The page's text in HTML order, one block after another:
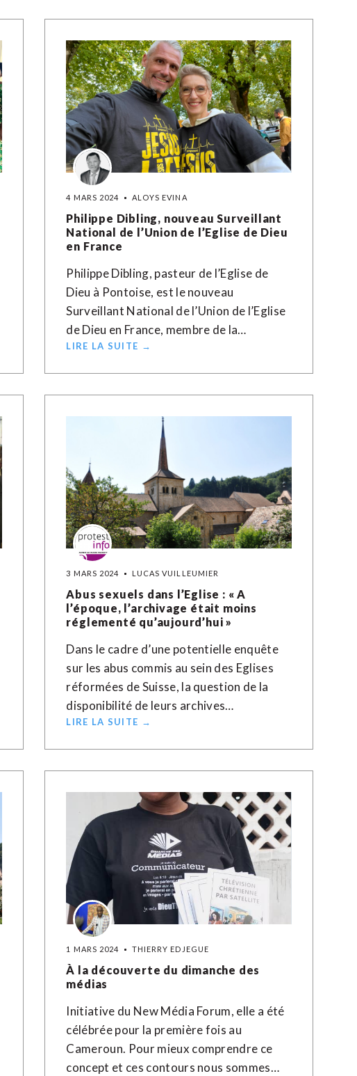
4 MARS 2024 ALOYS EVINA
Philippe Dibling, nouveau Surveillant
National de l’Union de l’Eglise de Dieu
en France
Philippe Dibling, pasteur de l’Eglise de
Dieu à Pontoise, est le nouveau
Surveillant National de l’Union de l’Eglise
de Dieu en France, membre de la…
LIRE LA SUITE →
3 MARS 2024 LUCAS VUILLEUMIER
Abus sexuels dans l’Eglise : « A
l’époque, l’archivage était moins
réglementé qu’aujourd’hui »
Dans le cadre d’une potentielle enquête
sur les abus commis au sein des Eglises
réformées de Suisse, la question de la
disponibilité de leurs archives…
LIRE LA SUITE →
1 MARS 2024 THIERRY EDJEGUE
À la découverte du dimanche des
médias
Initiative du New Média Forum, elle a été
célébrée pour la première fois au
Cameroun. Pour mieux comprendre ce
concept et ces contours nous sommes…